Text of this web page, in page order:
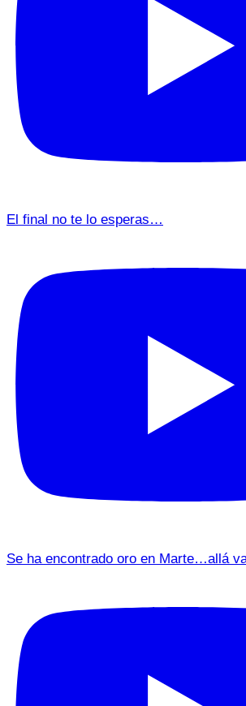
El final no te lo esperas…
Se ha encontrado oro en Marte…allá